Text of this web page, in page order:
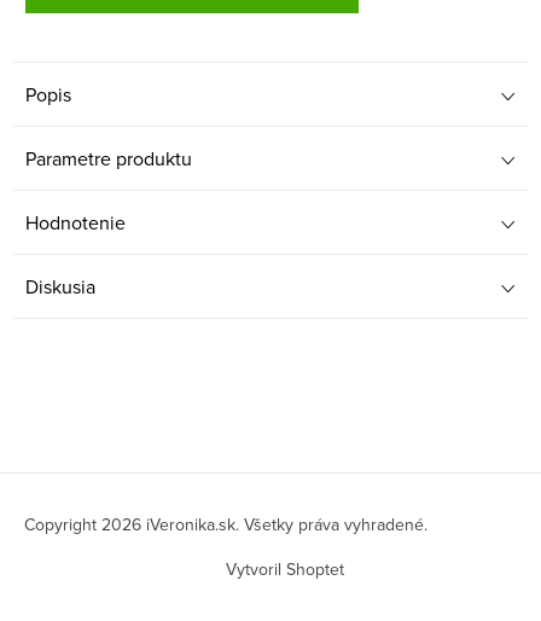
Popis
Parametre produktu
Hodnotenie
Diskusia
Vytvoril Shoptet
Copyright 2026 iVeronika.sk. Všetky práva vyhradené.